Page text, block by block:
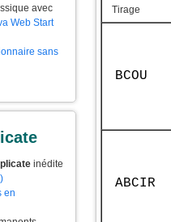
avec
Web Start
sans
inédite
en
Tirage
BCOU
ABCIR